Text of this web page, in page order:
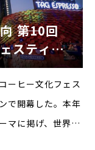
回
スティバ
ーヒー文化フェス
で開幕した。本年
マに掲げ、世界各